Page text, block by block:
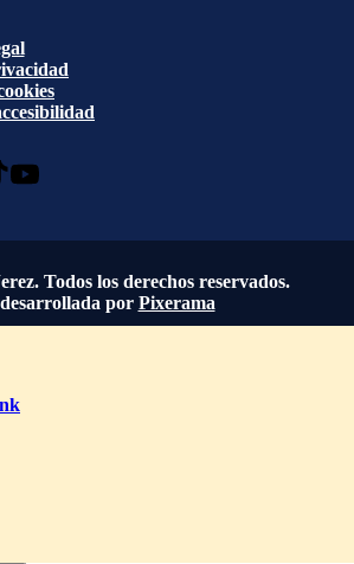
Todos los derechos reservados.
por Pixerama